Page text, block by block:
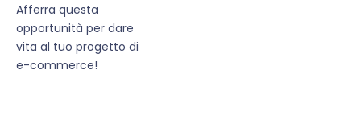
Afferra questa
opportunità per dare
vita al tuo progetto di
e-commerce!